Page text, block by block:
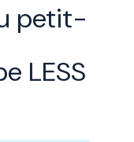
petit-
LESS